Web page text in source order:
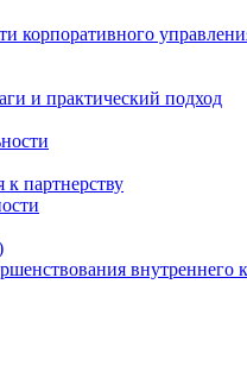
корпоративного
и практический подход
к партнерству
внутреннего